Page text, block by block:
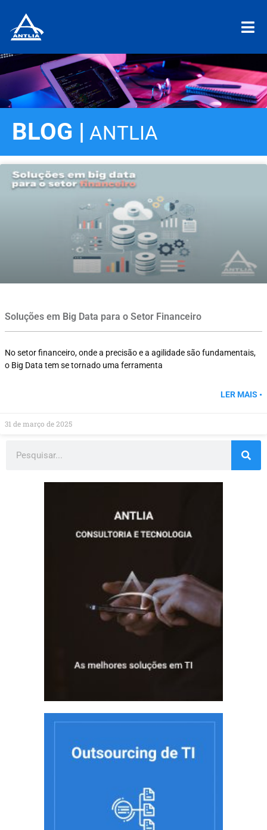
BLOG | ANTLIA
Soluções em Big Data para o Setor Financeiro
No setor financeiro, onde a precisão e a agilidade são fundamentais,
o Big Data tem se tornado uma ferramenta
LER MAIS •
31 de março de 2025